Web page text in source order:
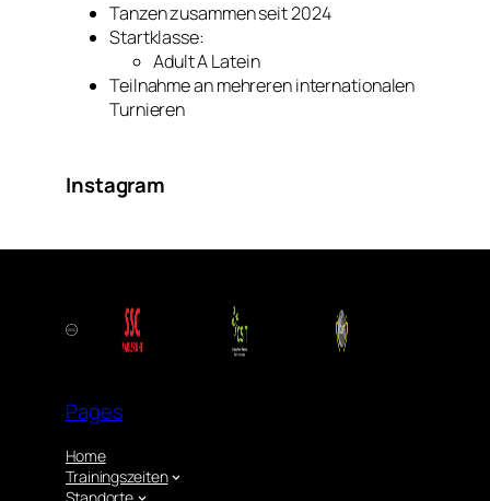
Tanzen zusammen seit 2024
Startklasse:
Adult A Latein
Teilnahme an mehreren internationalen
Turnieren
Instagram
Pages
Home
Trainingszeiten